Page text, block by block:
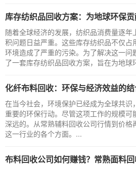
库存纺织品回收方案：为地球环保贡献一份力量-常熟布料
随着全球经济的发展，纺织品消费量逐年
积问题日益严重。这些库存纺织品不仅
环境造成了严重的污染。为了解决这一问
了一套库存纺织品回收方案，旨在为地球
化纤布料回收：环保与经济效益的结合展望-常熟辅料
在当今社会，环境保护已经成为全球共
重要的环保行动。尽管这项工作的规模
深远的。从常熟辅料回收公司行情到价
这一行业的各个方面。...
布料回收公司如何赚钱？常熟面料